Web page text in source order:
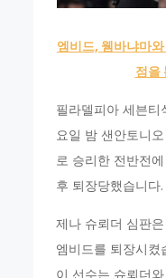
엠비드, 웸바냐마
점을
필라델피아 세븐티
요일 밤 샌안토니
로 승리한 전반전
후 퇴장당했습니다.
제나 슈뢰더 심판
엠비드를 퇴장시
이 선수는 슈뢰더